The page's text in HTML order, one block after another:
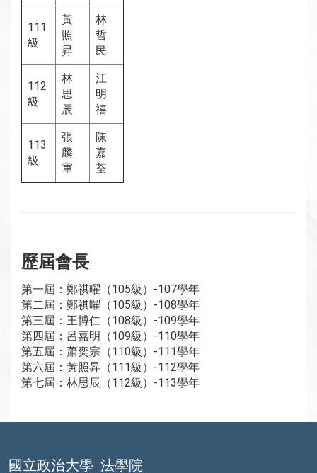
111
級
黃
照
昇
林
哲
民
112
級
林
思
辰
江
明
禧
113
級
張
麟
軍
陳
嘉
荃
歷屆會長
第一屆：鄭祺曜（105級）-107學年
第二屆：鄭祺曜（105級）-108學年
第三屆：王博仁（108級）-109學年
第四屆：呂嘉明（109級）-110學年
第五屆：蕭奕宗（110級）-111學年
第六屆：黃照昇（111級）-112學年
第七屆：林思辰（112級）-113學年
國立政治大學 法學院